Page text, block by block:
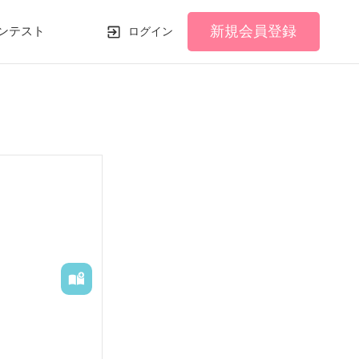
テスト ログイン 新規会員登録